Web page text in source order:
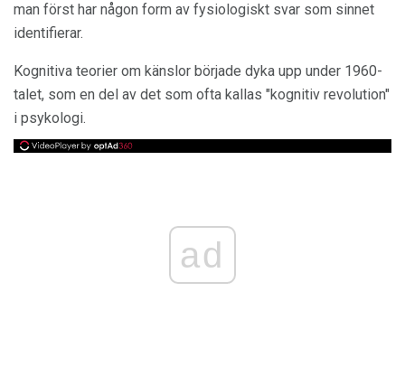
man först har någon form av fysiologiskt svar som sinnet
identifierar.
Kognitiva teorier om känslor började dyka upp under 1960-
talet, som en del av det som ofta kallas "kognitiv revolution"
i psykologi.
ad